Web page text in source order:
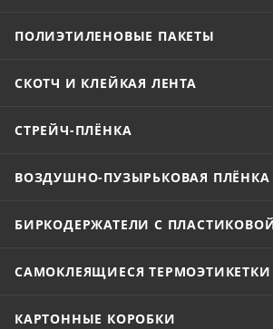
ПОЛИЭТИЛЕНОВЫЕ ПАКЕТЫ
СКОТЧ И КЛЕЙКАЯ ЛЕНТА
СТРЕЙЧ-ПЛЁНКА
ВОЗДУШНО-ПУЗЫРЬКОВАЯ ПЛЁНКА
БИРКОДЕРЖАТЕЛИ С
САМОКЛЕЯЩИЕСЯ ТЕРМОЭТИКЕТКИ
КАРТОННЫЕ КОРОБКИ